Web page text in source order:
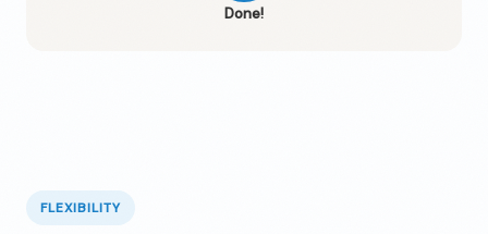
Done!
FLEXIBILITY